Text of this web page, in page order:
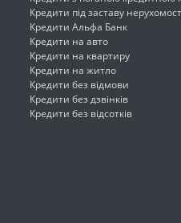
Кредити під заставу
Кредити Альфа Банк
Кредити на авто
Кредити на квартиру
Кредити на житло
Кредити без відмови
Кредити без дзвінків
Кредити без відсотків